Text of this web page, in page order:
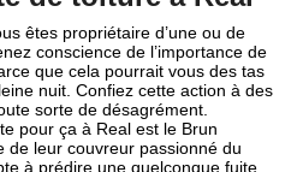
êtes propriétaire d’une ou de
conscience de l’importance de
que cela pourrait vous des tas
nuit. Confiez cette action à des
sorte de désagrément.
pour ça à Real est le Brun
de leur couvreur passionné du
à prédire une quelconque fuite